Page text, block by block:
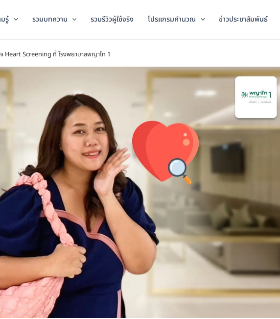
รู้ รวมบทความ รวมรีวิวผู้ใช้จริง โปรแกรมคำนวณ ข่าวประชาสัมพันธ์
Heart Screening ที่ โรงพยาบาลพญาไท 1